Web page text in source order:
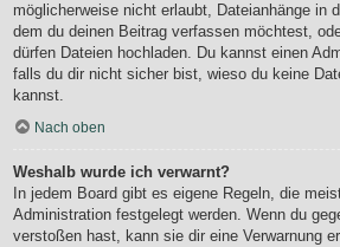
möglicherweise nicht erlaubt, Dateianhänge in
dem du deinen Beitrag verfassen möchtest,
dürfen Dateien hochladen. Du kannst einen
falls du dir nicht sicher bist, wieso du keine
kannst.
Nach oben
Weshalb wurde ich verwarnt?
In jedem Board gibt es eigene Regeln, die
Administration festgelegt werden. Wenn du
verstoßen hast, kann sie dir eine Verwarnung